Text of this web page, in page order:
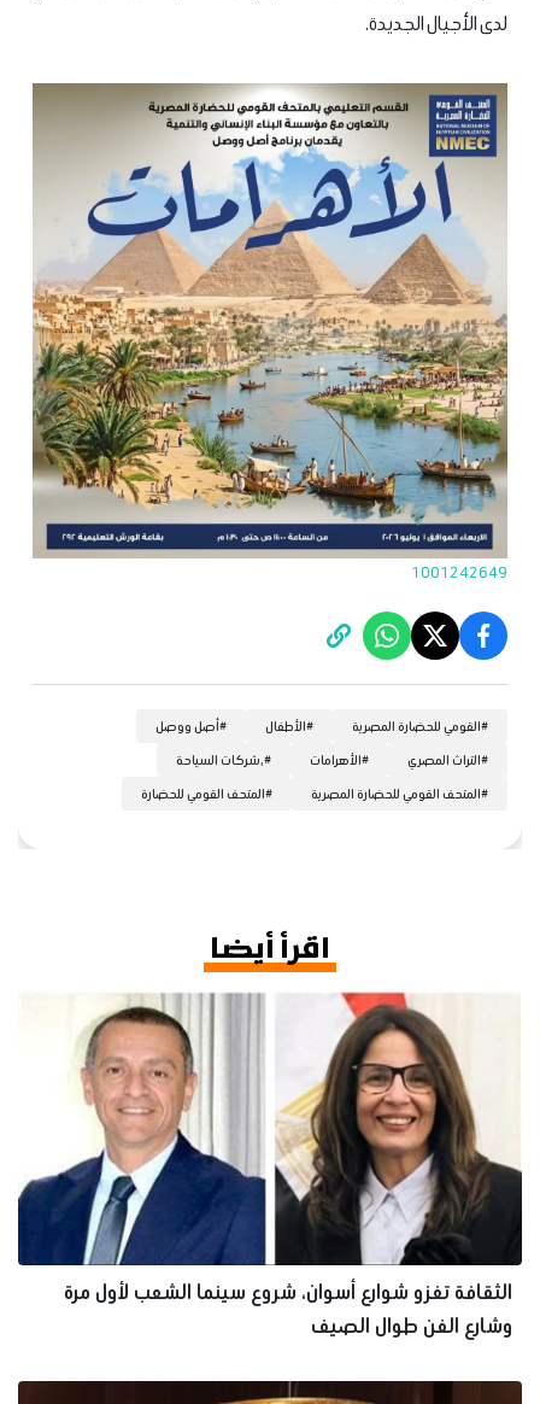
لدى الأجيال الجديدة.
1001242649
#القومي للحضارة المصرية #الأطفال #أصل ووصل
#التراث المصري #الأهرامات #,شركات السياحة
#المتحف القومي للحضارة المصرية #المتحف القومي للحضارة
اقرأ أيضا
الثقافة تغزو شوارع أسوان، شروع سينما الشعب لأول مرة
وشارع الفن طوال الصيف